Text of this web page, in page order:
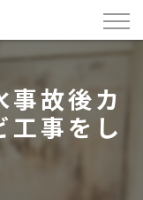
事故後カ
工事をし